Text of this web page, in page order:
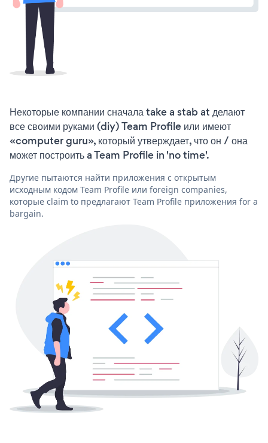
Некоторые компании сначала take a stab at делают
все своими руками (diy) Team Profile или имеют
«computer guru», который утверждает, что он / она
может построить a Team Profile in 'no time'.
Другие пытаются найти приложения с открытым
исходным кодом Team Profile или foreign companies,
которые claim to предлагают Team Profile приложения for a
bargain.